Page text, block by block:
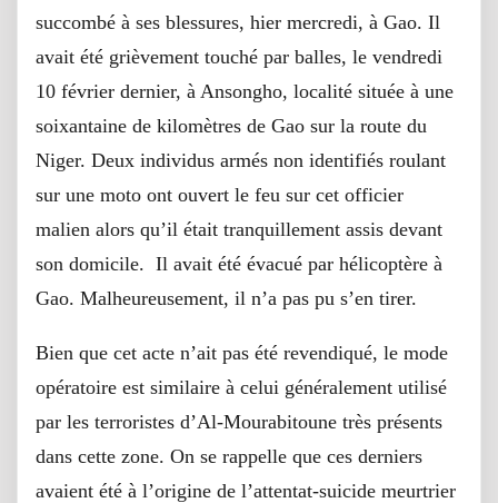
succombé à ses blessures, hier mercredi, à Gao. Il
avait été grièvement touché par balles, le vendredi
10 février dernier, à Ansongho, localité située à une
soixantaine de kilomètres de Gao sur la route du
Niger. Deux individus armés non identifiés roulant
sur une moto ont ouvert le feu sur cet officier
malien alors qu’il était tranquillement assis devant
son domicile. Il avait été évacué par hélicoptère à
Gao. Malheureusement, il n’a pas pu s’en tirer.
Bien que cet acte n’ait pas été revendiqué, le mode
opératoire est similaire à celui généralement utilisé
par les terroristes d’Al-Mourabitoune très présents
dans cette zone. On se rappelle que ces derniers
avaient été à l’origine de l’attentat-suicide meurtrier